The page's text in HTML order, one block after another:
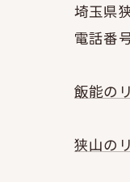
埼玉県
電話番
飯能の
狭山の